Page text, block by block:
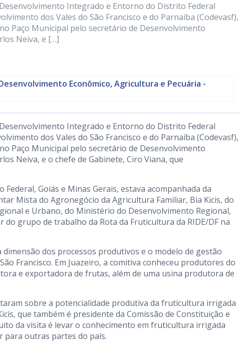
Integrado e Entorno do Distrito Federal
dos Vales do São Francisco e do Parnaíba (Codevasf),
Paço Municipal pelo secretário de Desenvolvimento
Neiva, e […]
Econômico, Agricultura e Pecuária -
Integrado e Entorno do Distrito Federal
dos Vales do São Francisco e do Parnaíba (Codevasf),
Paço Municipal pelo secretário de Desenvolvimento
Neiva, e o chefe de Gabinete, Ciro Viana, que
Goiás e Minas Gerais, estava acompanhada da
Mista do Agronegócio da Agricultura Familiar, Bia Kicis, do
e Urbano, do Ministério do Desenvolvimento Regional,
do grupo de trabalho da Rota da Fruticultura da RIDE/DF na
dos processos produtivos e o modelo de gestão
Francisco. Em Juazeiro, a comitiva conheceu produtores do
e exportadora de frutas, além de uma usina produtora de
sobre a potencialidade produtiva da fruticultura irrigada
que também é presidente da Comissão de Constituição e
da visita é levar o conhecimento em fruticultura irrigada
para outras partes do país.